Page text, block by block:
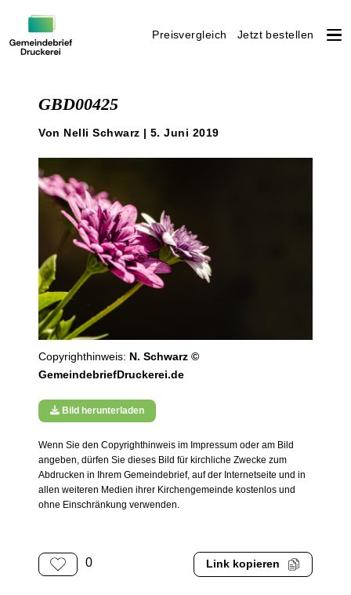
Preisvergleich Jetzt bestellen
GBD00425
Von Nelli Schwarz | 5. Juni 2019
Copyrighthinweis: N. Schwarz ©
GemeindebriefDruckerei.de
Bild herunterladen
Wenn Sie den Copyrighthinweis im Impressum oder am Bild
angeben, dürfen Sie dieses Bild für kirchliche Zwecke zum
Abdrucken in Ihrem Gemeindebrief, auf der Internetseite und in
allen weiteren Medien ihrer Kirchengemeinde kostenlos und
ohne Einschränkung verwenden.
0 Link kopieren